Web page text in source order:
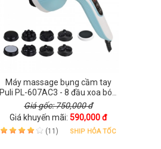
Máy massage bụng cầm tay
Puli PL-607AC3 - 8 đầu xoa bóp
chuyên sâu
Giá gốc: 750,000 đ
Giá khuyến mãi:590,000 đ
(11) SHIP HỎA TỐC